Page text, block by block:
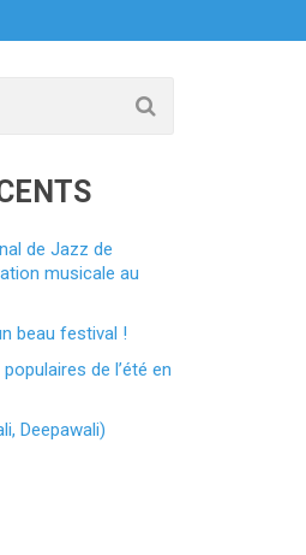
de Jazz de
musicale au
beau festival !
de l’été en
Deepawali)